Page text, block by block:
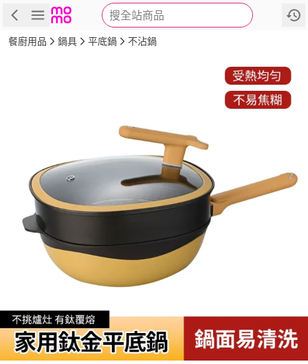
搜全站商品
商品 評價 詳情
餐廚用品 鍋具 平底鍋 不沾鍋